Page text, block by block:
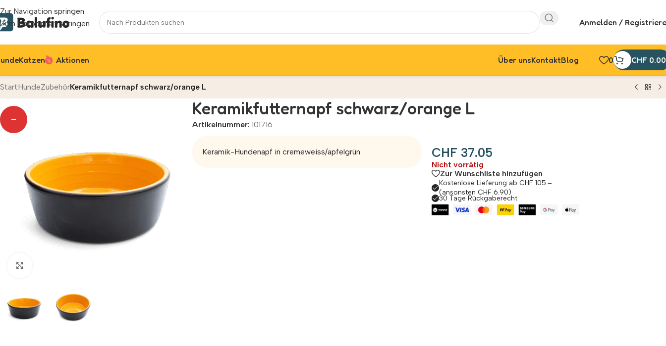
Zur Navigation springen
Zum Hauptinhalt springen
Anmelden /
Katzen Aktionen Über unsKontaktBlog 0 CHF 0.00
StartHundeZubehörKeramikfutternapf schwarz/orange L
—
Keramikfutternapf schwarz/orange L
Artikelnummer:101716
Keramik-Hundenapf in cremeweiss/apfelgrün CHF 37.05
Nicht vorrätig
Zur Wunschliste hinzufügen
Kostenlose Lieferung ab CHF 105.–
(ansonsten CHF 6.90)
30 Tage Rückgaberecht